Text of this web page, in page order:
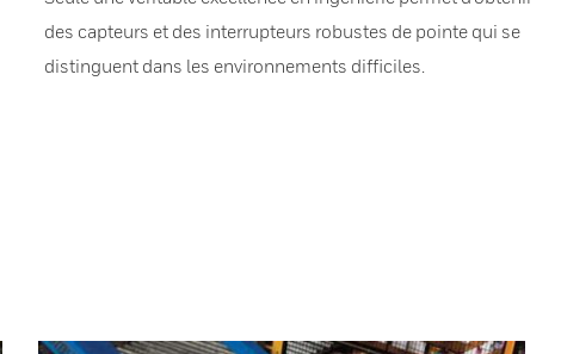
des capteurs et des interrupteurs robustes de pointe qui se
distinguent dans les environnements difficiles.